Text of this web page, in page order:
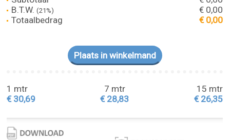
B.T.W.(21%)
€ 0,00
Totaalbedrag
€ 0,00
1 mtr
€ 30,69
7 mtr
€ 28,83
15 mtr
€ 26,35